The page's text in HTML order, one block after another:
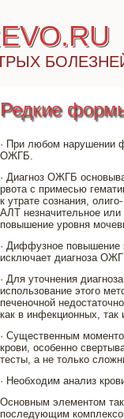
Редкие
· При любом нарушении
ОЖГБ.
· Диагноз ОЖГБ
рвота с примесью
к утрате сознания,
АЛТ незначительное или
повышение уровня
· Диффузное повышение
исключает диагноза
· Для уточнения
использование этого
печеночной
как в инфекционных, так
· Существенным
крови, особенно
тесты, а не только
· Необходим анализ
Основным элементом
последующим